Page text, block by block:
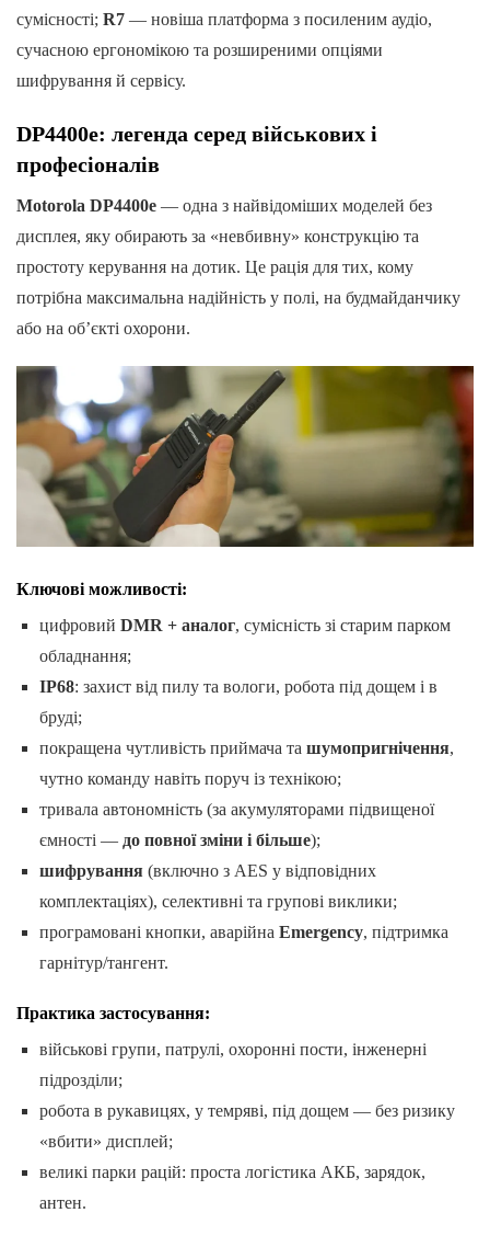
сумісності; R7 — новіша платформа з посиленим аудіо,
сучасною ергономікою та розширеними опціями
шифрування й сервісу.
DP4400e: легенда серед військових і
професіоналів
Motorola DP4400e — одна з найвідоміших моделей без
дисплея, яку обирають за «невбивну» конструкцію та
простоту керування на дотик. Це рація для тих, кому
потрібна максимальна надійність у полі, на будмайданчику
або на об’єкті охорони.
Ключові можливості:
цифровий DMR + аналог, сумісність зі старим парком
обладнання;
IP68: захист від пилу та вологи, робота під дощем і в
бруді;
покращена чутливість приймача та шумопригнічення,
чутно команду навіть поруч із технікою;
тривала автономність (за акумуляторами підвищеної
ємності — до повної зміни і більше);
шифрування(включно з AES у відповідних
комплектаціях), селективні та групові виклики;
програмовані кнопки, аварійна Emergency, підтримка
гарнітур/тангент.
Практика застосування:
військові групи, патрулі, охоронні пости, інженерні
підрозділи;
робота в рукавицях, у темряві, під дощем — без ризику
«вбити» дисплей;
великі парки рацій: проста логістика АКБ, зарядок,
антен.